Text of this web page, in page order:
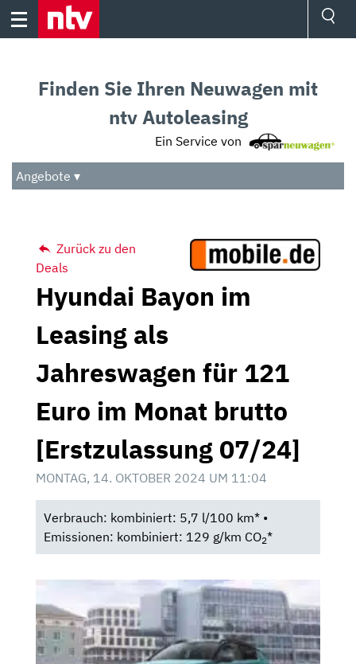
Skip
Audio
Das Beste
Finden Sie Ihren Neuwagen mit
ntv Autoleasing
Ein Service von
Angebote ▾
Zurück zu den
Deals
Hyundai Bayon im
Leasing als
Jahreswagen für 121
Euro im Monat brutto
[Erstzulassung 07/24]
MONTAG, 14. OKTOBER 2024 UM 11:04
Verbrauch: kombiniert: 5,7 l/100 km* •
Emissionen: kombiniert: 129 g/km CO2*